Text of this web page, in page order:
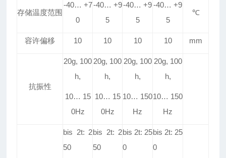
存储温度范围
-40… +7
0
-40… +9
5
-40… +9
5
-40… +9
5
℃
容许偏移 10 10 10 10 mm
抗振性
20g, 100
h,
10… 15
0Hz
20g, 100
h,
10… 15
0Hz
20g, 100
h,
10… 150
Hz
20g, 100
h,
10… 150
Hz
bis 2t: 2
50
bis 2t: 2
50
bis 2t: 25
0
bis 2t: 25
0